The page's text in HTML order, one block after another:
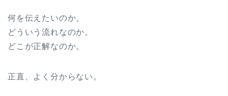
何を伝えたいのか。
どういう流れなのか。
どこが正解なのか。
正直、よく分からない。